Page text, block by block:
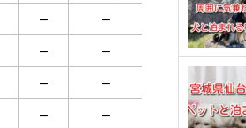
– –
– –
– –
– –